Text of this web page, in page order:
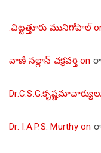
.చిట్టత్తూరు మునిగోపాల్
వాణి నల్లాన్ చక్రవర్తిon
Dr. I.A.P.S. Murthyon